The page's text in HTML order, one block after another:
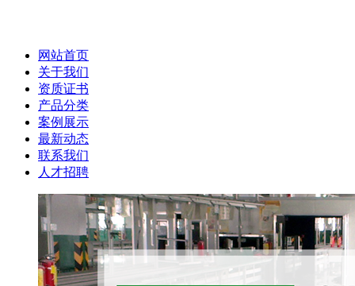
网站首页
关于我们
资质证书
产品分类
案例展示
最新动态
联系我们
人才招聘